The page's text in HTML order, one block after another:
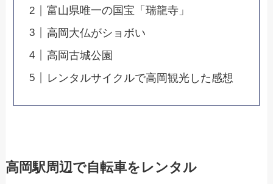
富山県唯一の国宝「瑞龍寺」
高岡大仏がショボい
高岡古城公園
レンタルサイクルで高岡観光した感想
高岡駅周辺で自転車をレンタル